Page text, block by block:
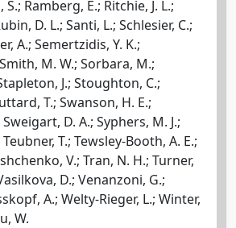
Ramberg, E.; Ritchie, J. L.;
D. L.; Santi, L.; Schlesier, C.;
A.; Semertzidis, Y. K.;
M. W.; Sorbara, M.;
J.; Stoughton, C.;
T.; Swanson, H. E.;
D. A.; Syphers, M. J.;
T.; Tewsley-Booth, A. E.;
V.; Tran, N. H.; Turner,
D.; Venanzoni, G.;
A.; Welty-Rieger, L.; Winter,
W.